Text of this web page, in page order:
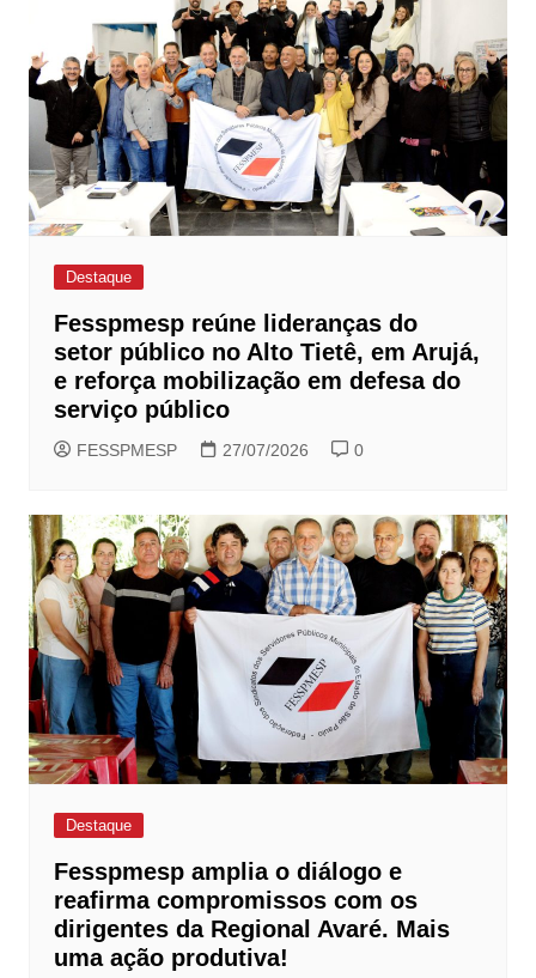
Destaque
Fesspmesp reúne lideranças do
setor público no Alto Tietê, em Arujá,
e reforça mobilização em defesa do
serviço público
FESSPMESP 27/07/2026 0
Destaque
Fesspmesp amplia o diálogo e
reafirma compromissos com os
dirigentes da Regional Avaré. Mais
uma ação produtiva!